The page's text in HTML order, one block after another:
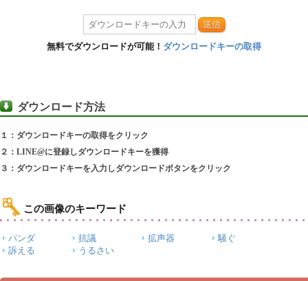
送信
無料でダウンロードが可能！ ダウンロードキーの取得
ダウンロード方法
１：ダウンロードキーの取得をクリック
２：LINE@に登録しダウンロードキーを獲得
３：ダウンロードキーを入力しダウンロードボタンをクリック
この画像のキーワード
パンダ 抗議 拡声器
騒ぐ
訴える
うるさい